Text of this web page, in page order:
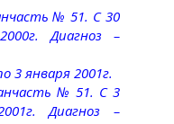
№ 51. С 30
Диагноз –
3 января 2001г.
№ 51. С 3
Диагноз –